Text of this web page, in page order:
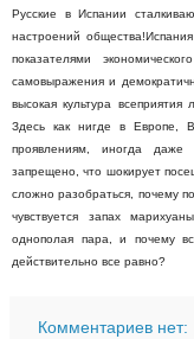
Русские в Испании
настроений
показателями
самовыражения и
высокая культура
Здесь как нигде в Европе,
проявлениям, иногда
запрещено, что шокирует
сложно разобраться, почему
чувствуется запах
однополая пара, и почему
действительно все равно?
Комментариев нет: